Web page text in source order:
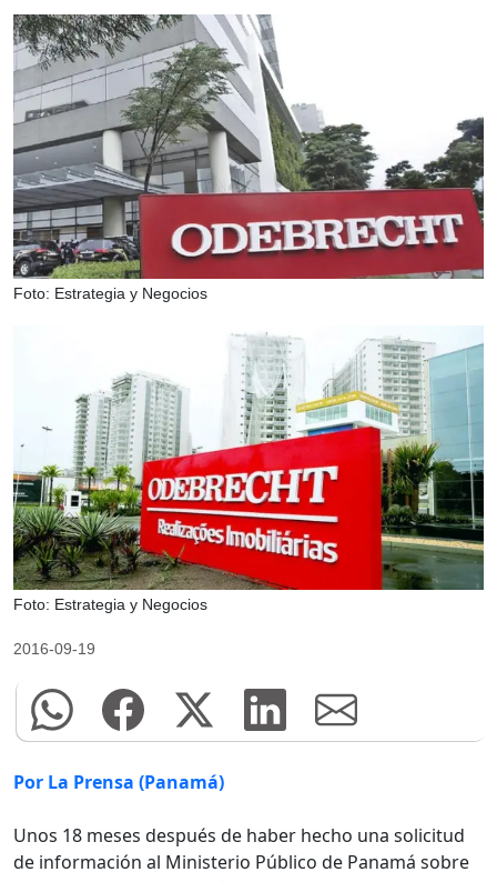
Foto: Estrategia y Negocios
Foto: Estrategia y Negocios
2016-09-19
Por La Prensa (Panamá)
Unos 18 meses después de haber hecho una solicitud
de información al Ministerio Público de Panamá sobre